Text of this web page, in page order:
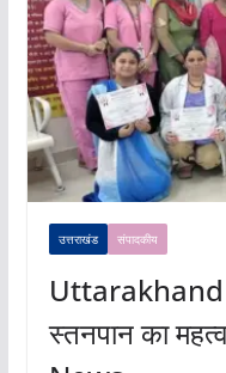
उत्तराखंड संपादकीय
Uttarakhand
स्तनपान का